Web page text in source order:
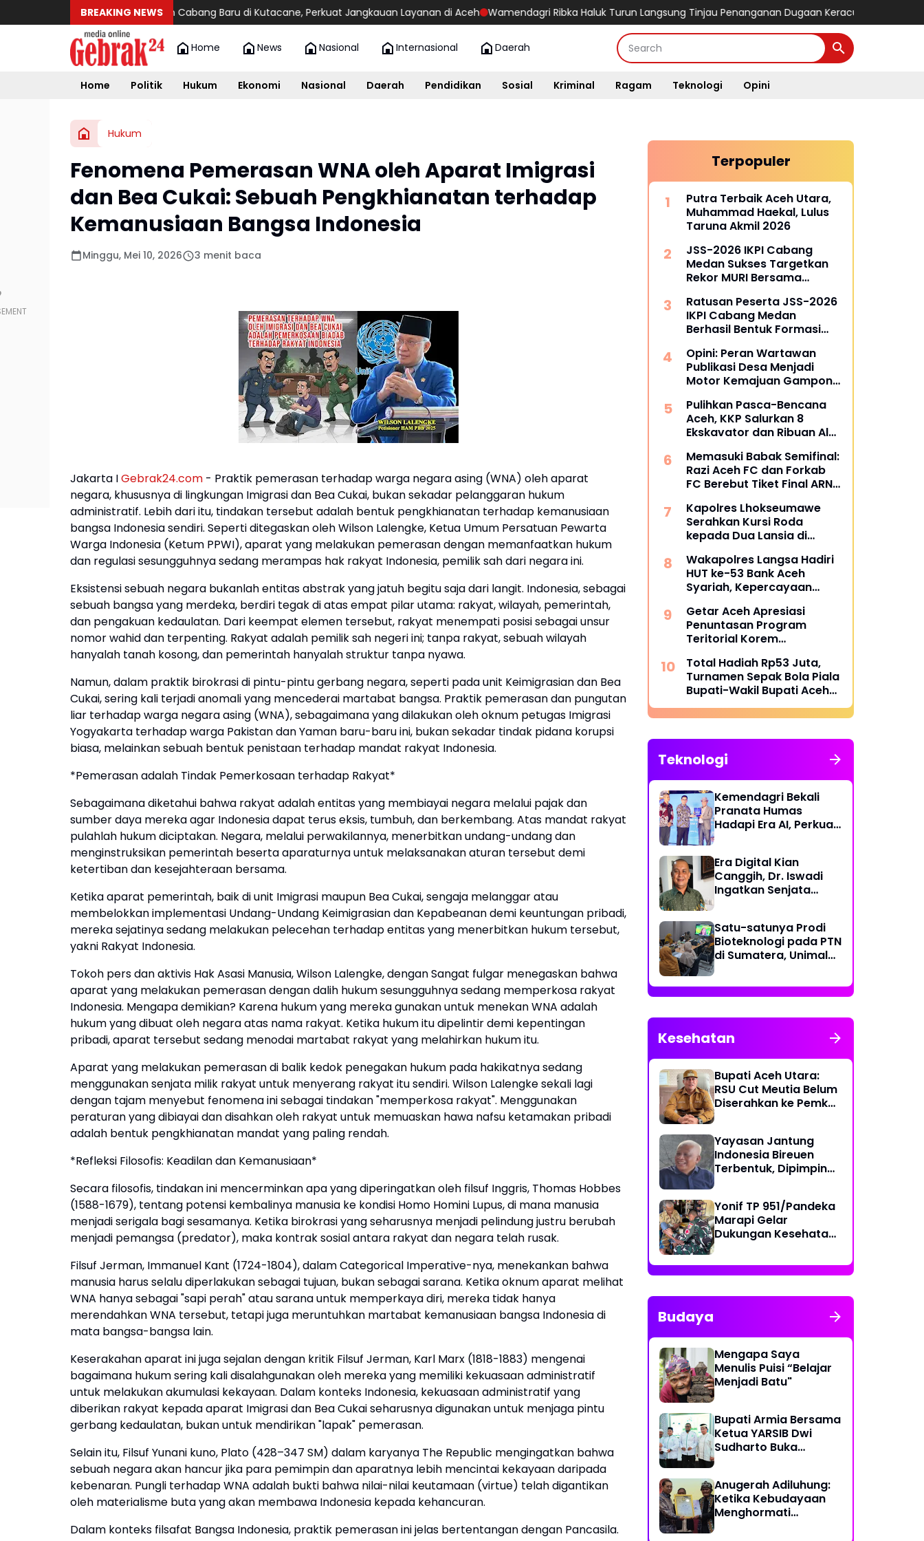
BREAKING NEWS
Maxim Resmikan Cabang Baru di Kutacane, Perkuat Jangkauan Layanan di Aceh Wamendagri Ribka Haluk Turun Langsung Tinjau Penanganan Dugaan Keracunan MBG di Kabupaten
Home News Nasional Internasional Daerah
Home Politik Hukum Ekonomi Nasional Daerah Pendidikan Sosial Kriminal Ragam Teknologi Opini
Hukum
Fenomena Pemerasan WNA oleh Aparat Imigrasi
dan Bea Cukai: Sebuah Pengkhianatan terhadap
Kemanusiaan Bangsa Indonesia
Minggu, Mei 10, 2026 3 menit baca
Jakarta IGebrak24.com - Praktik pemerasan terhadap warga negara asing (WNA) oleh aparat
negara, khususnya di lingkungan Imigrasi dan Bea Cukai, bukan sekadar pelanggaran hukum
administratif. Lebih dari itu, tindakan tersebut adalah bentuk pengkhianatan terhadap kemanusiaan
bangsa Indonesia sendiri. Seperti ditegaskan oleh Wilson Lalengke, Ketua Umum Persatuan Pewarta
Warga Indonesia (Ketum PPWI), aparat yang melakukan pemerasan dengan memanfaatkan hukum
dan regulasi sesungguhnya sedang merampas hak rakyat Indonesia, pemilik sah dari negara ini.
Eksistensi sebuah negara bukanlah entitas abstrak yang jatuh begitu saja dari langit. Indonesia, sebagai
sebuah bangsa yang merdeka, berdiri tegak di atas empat pilar utama: rakyat, wilayah, pemerintah,
dan pengakuan kedaulatan. Dari keempat elemen tersebut, rakyat menempati posisi sebagai unsur
nomor wahid dan terpenting. Rakyat adalah pemilik sah negeri ini; tanpa rakyat, sebuah wilayah
hanyalah tanah kosong, dan pemerintah hanyalah struktur tanpa nyawa.
Namun, dalam praktik birokrasi di pintu-pintu gerbang negara, seperti pada unit Keimigrasian dan Bea
Cukai, sering kali terjadi anomali yang mencederai martabat bangsa. Praktik pemerasan dan pungutan
liar terhadap warga negara asing (WNA), sebagaimana yang dilakukan oleh oknum petugas Imigrasi
Yogyakarta terhadap warga Pakistan dan Yaman baru-baru ini, bukan sekadar tindak pidana korupsi
biasa, melainkan sebuah bentuk penistaan terhadap mandat rakyat Indonesia.
*Pemerasan adalah Tindak Pemerkosaan terhadap Rakyat*
Sebagaimana diketahui bahwa rakyat adalah entitas yang membiayai negara melalui pajak dan
sumber daya mereka agar Indonesia dapat terus eksis, tumbuh, dan berkembang. Atas mandat rakyat
pulahlah hukum diciptakan. Negara, melalui perwakilannya, menerbitkan undang-undang dan
menginstruksikan pemerintah beserta aparaturnya untuk melaksanakan aturan tersebut demi
ketertiban dan kesejahteraan bersama.
Ketika aparat pemerintah, baik di unit Imigrasi maupun Bea Cukai, sengaja melanggar atau
membelokkan implementasi Undang-Undang Keimigrasian dan Kepabeanan demi keuntungan pribadi,
mereka sejatinya sedang melakukan pelecehan terhadap entitas yang menerbitkan hukum tersebut,
yakni Rakyat Indonesia.
Tokoh pers dan aktivis Hak Asasi Manusia, Wilson Lalengke, dengan Sangat fulgar menegaskan bahwa
aparat yang melakukan pemerasan dengan dalih hukum sesungguhnya sedang memperkosa rakyat
Indonesia. Mengapa demikian? Karena hukum yang mereka gunakan untuk menekan WNA adalah
hukum yang dibuat oleh negara atas nama rakyat. Ketika hukum itu dipelintir demi kepentingan
pribadi, aparat tersebut sedang menodai martabat rakyat yang melahirkan hukum itu.
Aparat yang melakukan pemerasan di balik kedok penegakan hukum pada hakikatnya sedang
menggunakan senjata milik rakyat untuk menyerang rakyat itu sendiri. Wilson Lalengke sekali lagi
dengan tajam menyebut fenomena ini sebagai tindakan "memperkosa rakyat". Menggunakan
peraturan yang dibiayai dan disahkan oleh rakyat untuk memuaskan hawa nafsu ketamakan pribadi
adalah bentuk pengkhianatan mandat yang paling rendah.
*Refleksi Filosofis: Keadilan dan Kemanusiaan*
Secara filosofis, tindakan ini mencerminkan apa yang diperingatkan oleh filsuf Inggris, Thomas Hobbes
(1588-1679), tentang potensi kembalinya manusia ke kondisi Homo Homini Lupus, di mana manusia
menjadi serigala bagi sesamanya. Ketika birokrasi yang seharusnya menjadi pelindung justru berubah
menjadi pemangsa (predator), maka kontrak sosial antara rakyat dan negara telah rusak.
Filsuf Jerman, Immanuel Kant (1724-1804), dalam Categorical Imperative-nya, menekankan bahwa
manusia harus selalu diperlakukan sebagai tujuan, bukan sebagai sarana. Ketika oknum aparat melihat
WNA hanya sebagai "sapi perah" atau sarana untuk memperkaya diri, mereka tidak hanya
merendahkan WNA tersebut, tetapi juga meruntuhkan martabat kemanusiaan bangsa Indonesia di
mata bangsa-bangsa lain.
Keserakahan aparat ini juga sejalan dengan kritik Filsuf Jerman, Karl Marx (1818-1883) mengenai
bagaimana hukum sering kali disalahgunakan oleh mereka yang memiliki kekuasaan administratif
untuk melakukan akumulasi kekayaan. Dalam konteks Indonesia, kekuasaan administratif yang
diberikan rakyat kepada aparat Imigrasi dan Bea Cukai seharusnya digunakan untuk menjaga pintu
gerbang kedaulatan, bukan untuk mendirikan "lapak" pemerasan.
Selain itu, Filsuf Yunani kuno, Plato (428–347 SM) dalam karyanya The Republic mengingatkan bahwa
sebuah negara akan hancur jika para pemimpin dan aparatnya lebih mencintai kekayaan daripada
kebenaran. Pungli terhadap WNA adalah bukti bahwa nilai-nilai keutamaan (virtue) telah digantikan
oleh materialisme buta yang akan membawa Indonesia kepada kehancuran.
Dalam konteks filsafat Bangsa Indonesia, praktik pemerasan ini jelas bertentangan dengan Pancasila.
Terpopuler
Putra Terbaik Aceh Utara,
Muhammad Haekal, Lulus
Taruna Akmil 2026
JSS-2026 IKPI Cabang
Medan Sukses Targetkan
Rekor MURI Bersama
Indonesia
Ratusan Peserta JSS-2026
IKPI Cabang Medan
Berhasil Bentuk Formasi
Opini: Peran Wartawan
Publikasi Desa Menjadi
Motor Kemajuan Gampong
Pulihkan Pasca-Bencana
Aceh, KKP Salurkan 8
Ekskavator dan Ribuan Alat
Memasuki Babak Semifinal:
Razi Aceh FC dan Forkab
FC Berebut Tiket Final ARN
Kapolres Lhokseumawe
Serahkan Kursi Roda
kepada Dua Lansia di
Izzah
Wakapolres Langsa Hadiri
HUT ke-53 Bank Aceh
Syariah, Kepercayaan
Getar Aceh Apresiasi
Penuntasan Program
Teritorial Korem
Bencana di Aceh
Total Hadiah Rp53 Juta,
Turnamen Sepak Bola Piala
Bupati-Wakil Bupati Aceh
Utara Cup II Resmi Bergulir
Teknologi
Kemendagri Bekali
Pranata Humas
Hadapi Era AI, Perkuat
Disinformasi
Era Digital Kian
Canggih, Dr. Iswadi
Ingatkan Senjata
Satu-satunya Prodi
Bioteknologi pada PTN
di Sumatera, Unimal
Penyusunan Kurikulum
Kesehatan
Bupati Aceh Utara:
RSU Cut Meutia Belum
Diserahkan ke Pemko
Yayasan Jantung
Indonesia Bireuen
Terbentuk, Dipimpin
Yonif TP 951/Pandeka
Marapi Gelar
Dukungan Kesehatan
Masyarakat
Budaya
Mengapa Saya
Menulis Puisi “Belajar
Menjadi Batu"
Bupati Armia Bersama
Ketua YARSIB Dwi
Sudharto Buka
Anugerah Adiluhung:
Ketika Kebudayaan
Menghormati